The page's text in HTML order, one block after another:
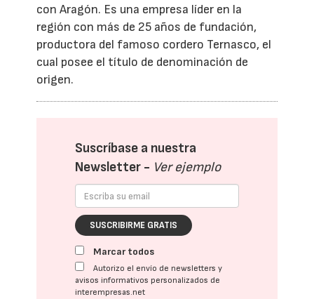
con Aragón. Es una empresa líder en la
región con más de 25 años de fundación,
productora del famoso cordero Ternasco, el
cual posee el título de denominación de
origen.
Suscríbase a nuestra
Newsletter - Ver ejemplo
SUSCRIBIRME GRATIS
Marcar todos
Autorizo el envío de newsletters y
avisos informativos personalizados de
interempresas.net